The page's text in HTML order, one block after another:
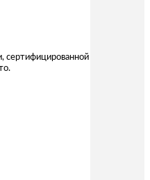
сертифицированной